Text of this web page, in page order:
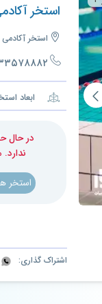
استخر
استخر
ابعاد
در حال
استخر
اشتراک گذاری: